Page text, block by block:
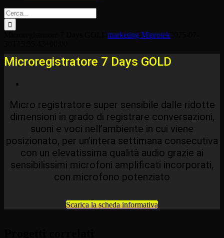
Cerca
per:
marketing Miprotek
Microregistratore 7 Days GOLD
Micro registratore super sensibile dalle ridotte
dimensioni in grado di registrare conversazioni,
suoni e voci nell’ambiente in cui viene
posizionato, per un’intera settimana consecutiva
con un elevatissima qualità audio grazie ai
sensibilissimi microfoni amplificati incorporati,
con microfono potenziato
Scarica la scheda informativa